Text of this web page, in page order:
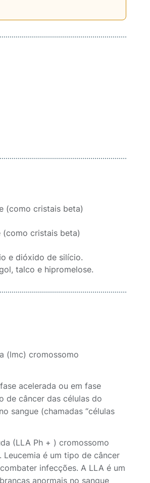
(como cristais beta)
cristais beta)
e dióxido de silício.
talco e hipromelose.
(lmc) cromossomo
acelerada ou em fase
de câncer das células do
sangue (chamadas “células
(LLA Ph + ) cromossomo
é um tipo de câncer
infecções. A LLA é um
anormais no sangue